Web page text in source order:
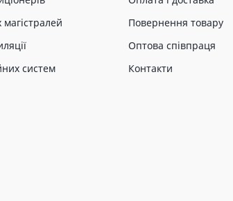
систем
Повернення товару
Оптова співпраця
Контакти